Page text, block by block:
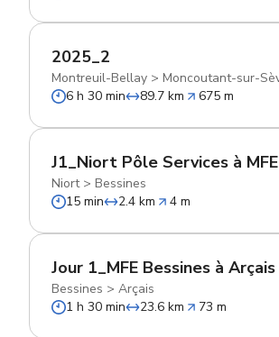
2025_2
Montreuil-Bellay > Moncoutant-sur-
6 h 30 min
89.7 km 675 m
J1_Niort Pôle Services à
Niort> Bessines
15 min
2.4 km 4 m
Jour 1_MFE Bessines à Arçais
Bessines > Arçais
1 h 30 min
23.6 km 73 m